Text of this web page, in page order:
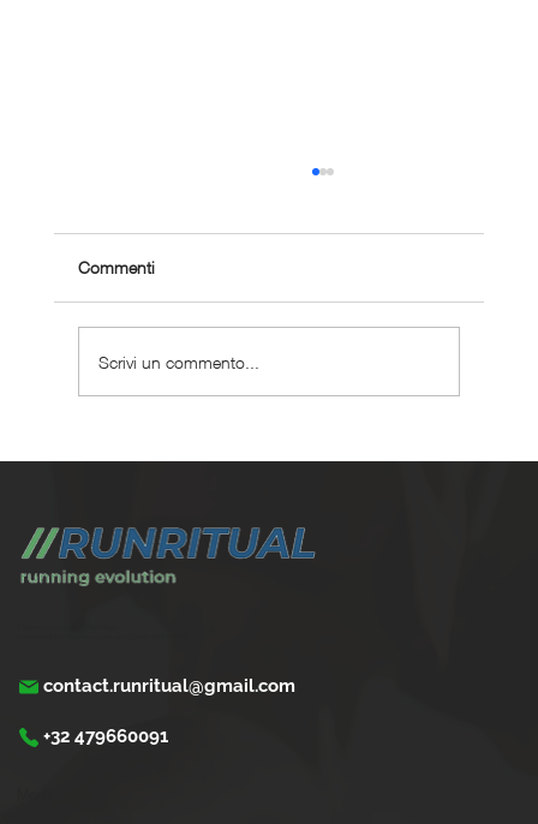
Commenti
Scrivi un commento...
contact.runritual@gmail.com
+32 479660091